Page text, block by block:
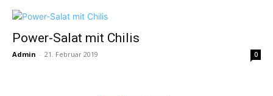
Power-Salat mit Chilis
Admin - 21. Februar 2019 0